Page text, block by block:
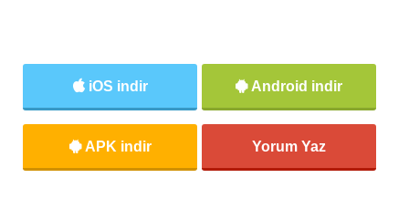
iOS indir Android indir
APK indir Yorum Yaz